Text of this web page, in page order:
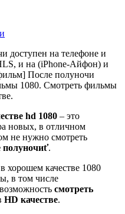
доступен на телефоне и
и на (iPhone-Айфон) и
После полуночи
1080. Смотреть фильмы
hd 1080 – это
новых, в отличном
не нужно смотреть
полуночиť.
хорошем качестве 1080
в том числе
смотреть
HD качестве.